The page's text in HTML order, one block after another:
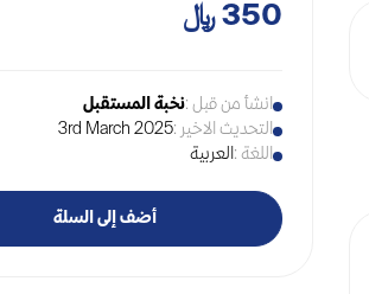
350
انشأ من قبل :نخبة المستقبل
التحديث الاخير :3rd March 2025
اللغة : العربية
أضف إلى السلة